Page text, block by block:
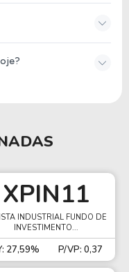
XPIN11
INDUSTRIAL FUNDO DE
INVESTIMENTO...
27,59% P/VP: 0,37